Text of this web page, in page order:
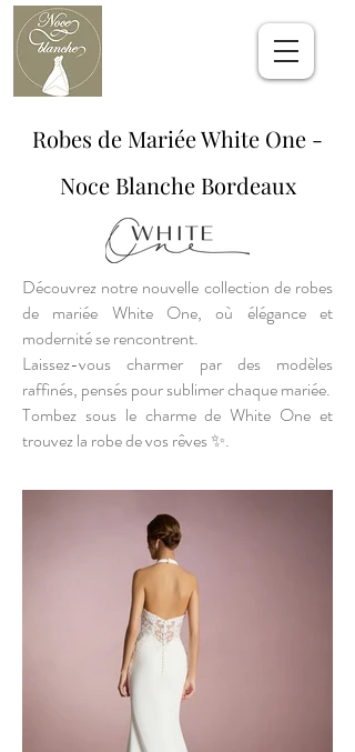
Robes de Mariée White One -
Noce Blanche Bordeaux
Découvrez notre nouvelle collection de robes
de mariée White One, où élégance et
modernité se rencontrent.
Laissez-vous charmer par des modèles
raffinés, pensés pour sublimer chaque mariée.
Tombez sous le charme de White One et
trouvez la robe de vos rêves ✨.